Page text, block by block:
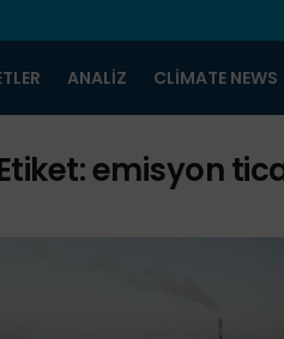
ANALIZ CLIMATE NEWS
emisyon